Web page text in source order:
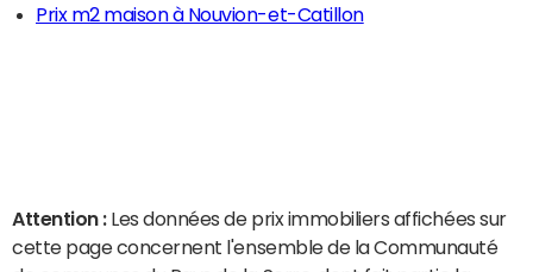
Prix m2 maison à Nouvion-et-Catillon
Attention : Les données de prix immobiliers affichées sur
cette page concernent l'ensemble de la Communauté